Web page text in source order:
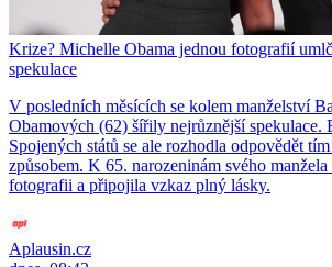
Krize? Michelle Obama jednou fotografií
spekulace
V posledních měsících se kolem manželství
Obamových (62) šířily nejrůznější spekulace.
Spojených států se ale rozhodla odpovědět
způsobem. K 65. narozeninám svého
fotografii a připojila vzkaz plný lásky.
Aplausin.cz